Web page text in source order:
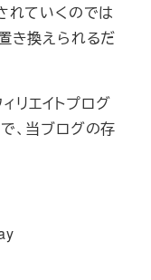
れていくのでは
き換えられるだ
リエイトプログ
、当ブログの存